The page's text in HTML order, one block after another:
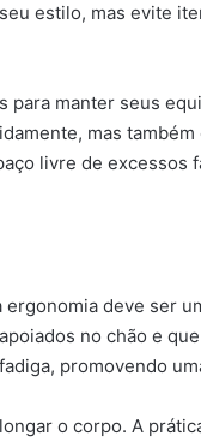
estilo, mas evite
manter seus
mas
livre de excessos
ergonomia deve ser
no chão e
promovendo
o corpo. A